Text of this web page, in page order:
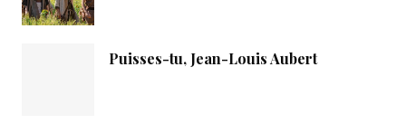
Puisses-tu, Jean-Louis Aubert